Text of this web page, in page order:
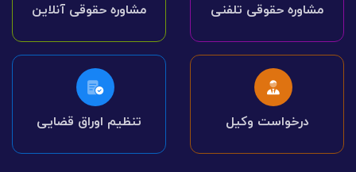
مشاوره حقوقی تلفنی مشاوره حقوقی آنلاین
درخواست وکیل تنظیم اوراق قضایی